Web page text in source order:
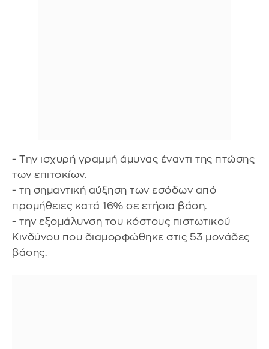
- Την ισχυρή γραμμή άμυνας έναντι της πτώσης
των επιτοκίων.
- τη σημαντική αύξηση των εσόδων από
προμήθειες κατά 16% σε ετήσια βάση.
- την εξομάλυνση του κόστους πιστωτικού
Κινδύνου που διαμορφώθηκε στις 53 μονάδες
βάσης.